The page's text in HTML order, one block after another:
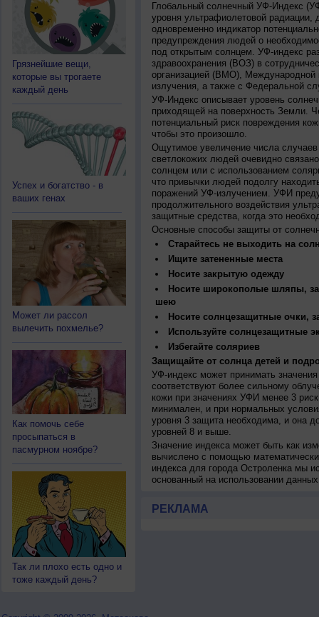
Грязнейшие вещи,
которые вы трогаете
каждый день
Успех и богатство - в
ваших генах
Может ли рассол
вылечить похмелье?
Как помочь себе
просыпаться в
пасмурном ноябре?
Так ли плохо есть одно и
тоже каждый день?
Глобальный солнечный УФ-Индекс
уровня ультрафиолетовой
одновременно индикатор
предупреждения людей о
под открытым солнцем. УФ-индекс
здравоохранения (ВОЗ) в
организацией (ВМО), Международной
излучения, а также с Федеральной
УФ-Индекс описывает уровень
приходящей на поверхность Земли.
потенциальный риск повреждения
чтобы это произошло.
Ощутимое увеличение числа
светлокожих людей очевидно
солнцем или с использованием
что привычки людей подолгу
поражений УФ-излучением. УФИ
продолжительного воздействия
защитные средства, когда это
Основные способы защиты от
Старайтесь не выходить на
Ищите затененные места
Носите закрытую одежду
Носите широкополые шляпы,
шею
Носите солнцезащитные очки,
Используйте солнцезащитные
Избегайте соляриев
Защищайте от солнца детей и
УФ-индекс может принимать
соответствуют более сильному
кожи при значениях УФИ менее 3
минимален, и при нормальных
уровня 3 защита необходима, и она
уровней 8 и выше.
Значение индекса может быть как
вычислено с помощью
индекса для города Остроленка мы
основанный на использовании
РЕКЛАМА